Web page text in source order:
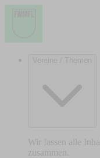
Vereine / Themen
Wir fassen alle
zusammen.